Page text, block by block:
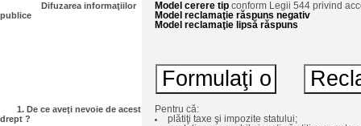
Difuzarea informaţiilor
publice
Model cerere tip conform Legii 544 privind
Model reclamaţie răspuns negativ
Model reclamaţie lipsă răspuns
1. De ce aveţi nevoie de acest
drept ?
Pentru că:
plătiţi taxe şi impozite statului;